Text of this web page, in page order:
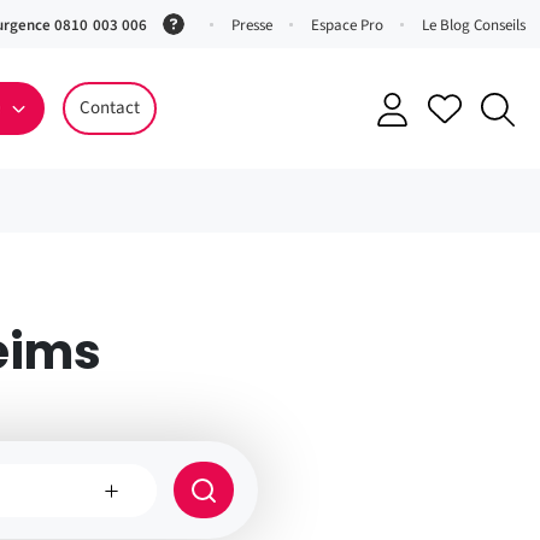
0810 003 006
(ServicePresse Espace Pro Le Blog Conseils
Contact
Rayon